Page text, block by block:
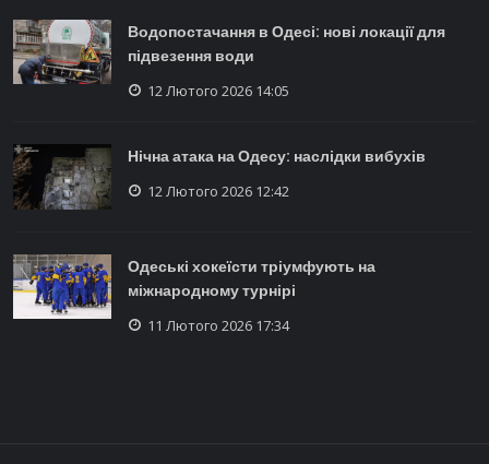
Водопостачання в Одесі: нові локації для
підвезення води
12 Лютого 2026 14:05
Нічна атака на Одесу: наслідки вибухів
12 Лютого 2026 12:42
Одеські хокеїсти тріумфують на
міжнародному турнірі
11 Лютого 2026 17:34